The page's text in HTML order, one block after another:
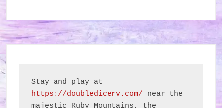
https://doubledicerv.com/ near the
majestic Ruby Mountains, the